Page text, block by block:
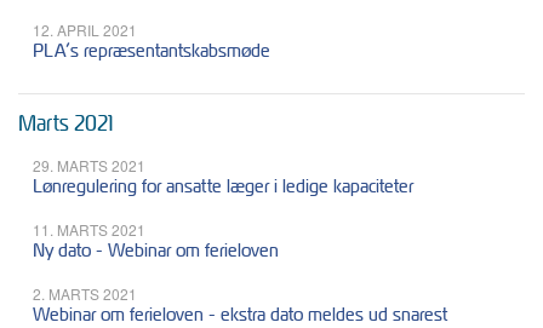
12. APRIL 2021
PLA’s repræsentantskabsmøde
Marts 2021
29. MARTS 2021
Lønregulering for ansatte læger i ledige kapaciteter
11. MARTS 2021
Ny dato - Webinar om ferieloven
2. MARTS 2021
Webinar om ferieloven - ekstra dato meldes ud snarest